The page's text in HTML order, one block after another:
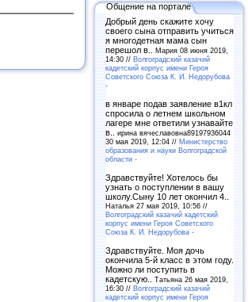
Общение на портале
Добрый день скажите хочу
своего сына отправить учиться
я многодетная мама сын
перешол в.. Мария 08 июня 2019,
14:30 // Волгоградский казачий
кадетский корпус имени Героя
Советского Союза К. И. Недорубова
-
в январе подав заявление в1кл
спросила о летнем школьном
лагере мне ответили узнавайте
в.. ирина вячеславовна89197936044
30 мая 2019, 12:04 // Министерство
образования и науки Волгоградской
области -
Здравствуйте! Хотелось бы
узнать о поступлении в вашу
школу.Сыну 10 лет окончил 4..
Наталья 27 мая 2019, 10:56 //
Волгоградский казачий кадетский
корпус имени Героя Советского
Союза К. И. Недорубова -
Здравствуйте. Моя дочь
окончила 5-й класс в этом году.
Можно ли поступить в
кадетскую.. Татьяна 26 мая 2019,
16:30 // Волгоградский казачий
кадетский корпус имени Героя